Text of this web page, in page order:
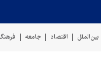
بین‌الملل اقتصاد جامعه